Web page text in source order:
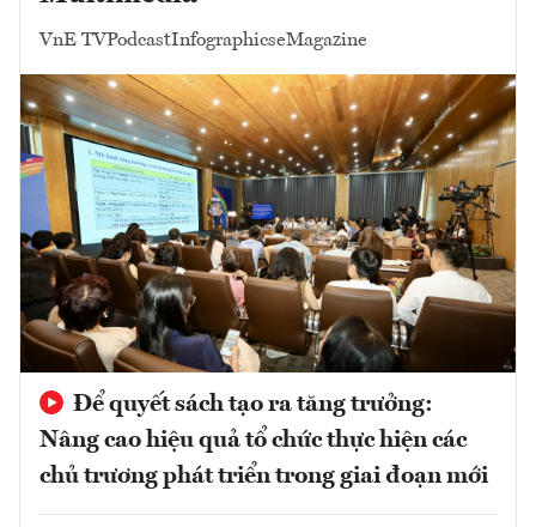
VnE TVPodcastInfographicseMagazine
Để quyết sách tạo ra tăng trưởng:
Nâng cao hiệu quả tổ chức thực hiện các
chủ trương phát triển trong giai đoạn mới